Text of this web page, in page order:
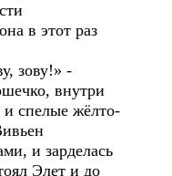
в этот раз
зову!» -
внутри
и спелые жёлто-
и зарделась
Элет и до